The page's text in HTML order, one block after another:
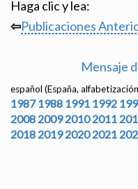
Haga clic y lea:
⇦Publicaciones
Mensaje
español (España,
1987 1988 1991 1992
2008 2009 2010 2011
2018 2019 2020 2021